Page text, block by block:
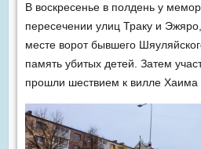
В воскресенье в полдень у
пересечении улиц Траку и
месте ворот бывшего
память убитых детей. Затем
прошли шествием к вилле Хаима